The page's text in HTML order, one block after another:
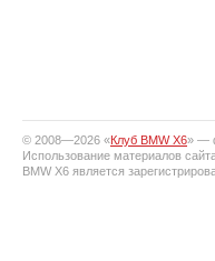
© 2008—2026 «Клуб BMW X6» —
Использование материалов
BMW X6 является